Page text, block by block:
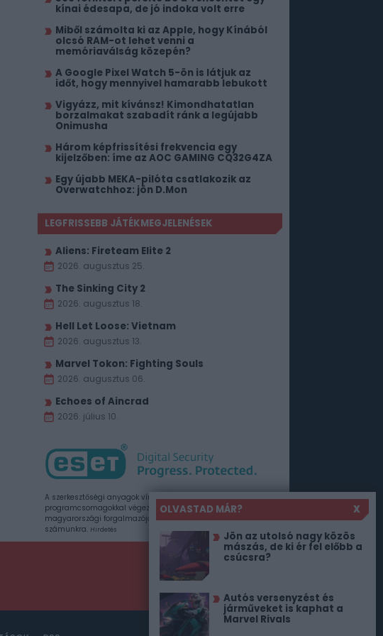
OLVASTAD MÁR?
X
Jön az utolsó nagy közös
mászás, de ki ér fel előbb a
csúcsra?
Autós versenyzést és
járműveket is kaphat a
Marvel Rivals
kínai édesapa, de jó indoka volt erre
Miből számolta ki az Apple, hogy Kínából
olcsó RAM-ot lehet venni a
memóriaválság közepén?
A Google Pixel Watch 5-ön is látjuk az
időt, hogy mennyivel hamarabb lebukott
Vigyázz, mit kívánsz! Kimondhatatlan
borzalmakat szabadít ránk a legújabb
Onimusha
Három képfrissítési frekvencia egy
kijelzőben: íme az AOC GAMING CQ32G4ZA
Egy újabb MEKA-pilóta csatlakozik az
Overwatchhoz: jön D.Mon
LEGFRISSEBB JÁTÉKMEGJELENÉSEK
Aliens: Fireteam Elite 2
2026. augusztus 25.
The Sinking City 2
2026. augusztus 18.
Hell Let Loose: Vietnam
2026. augusztus 13.
Marvel Tokon: Fighting Souls
2026. augusztus 06.
Echoes of Aincrad
2026. július 10.
A szerkesztőségi anyagok vírusellenőrzését az ESET
programcsomagokkal végezzük, amelyet a szoftver
magyarországi forgalmazója, a Sicontact Kft. biztosít
számunkra. Hirdetés